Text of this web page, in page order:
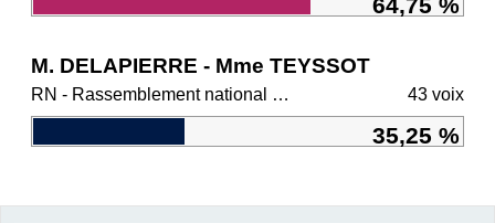
M. DELAPIERRE - Mme TEYSSOT
RN - Rassemblement national et ses alliés 43 voix
35,25 %